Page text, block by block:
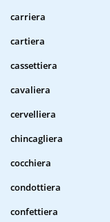
carriera
cartiera
cassettiera
cavaliera
cervelliera
chincagliera
cocchiera
condottiera
confettiera